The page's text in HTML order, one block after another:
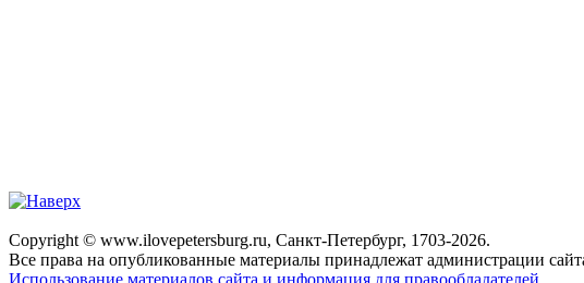
Copyright © www.ilovepetersburg.ru, Санкт-Петербург, 1703-2026.
Все права на опубликованные материалы принадлежат администрации
Использование материалов сайта и информация для правообладателей.